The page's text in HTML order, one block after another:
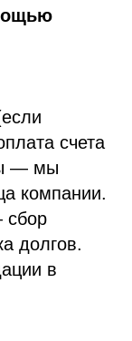
счета
— мы
компании.
сбор
долгов.
в